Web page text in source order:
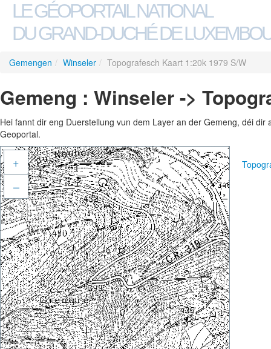
LE GÉOPORTAIL NATIONAL
DU GRAND-DUCHÉ DE
Gemengen / Winseler / Topografesch Kaart 1:20k 1979 S/W
Gemeng : Winseler ->
Hei fannt dir eng Duerstellung vun dem Layer an der Gemeng, déi
Geoportal.
+
–